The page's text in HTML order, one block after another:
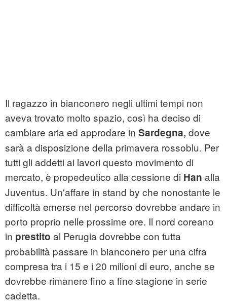
Il ragazzo in bianconero negli ultimi tempi non
aveva trovato molto spazio, così ha deciso di
cambiare aria ed approdare in Sardegna, dove
sarà a disposizione della primavera rossoblu. Per
tutti gli addetti ai lavori questo movimento di
mercato, è propedeutico alla cessione di Han alla
Juventus. Un'affare in stand by che nonostante le
difficoltà emerse nel percorso dovrebbe andare in
porto proprio nelle prossime ore. Il nord coreano
in prestito al Perugia dovrebbe con tutta
probabilità passare in bianconero per una cifra
compresa tra i 15 e i 20 milioni di euro, anche se
dovrebbe rimanere fino a fine stagione in serie
cadetta.